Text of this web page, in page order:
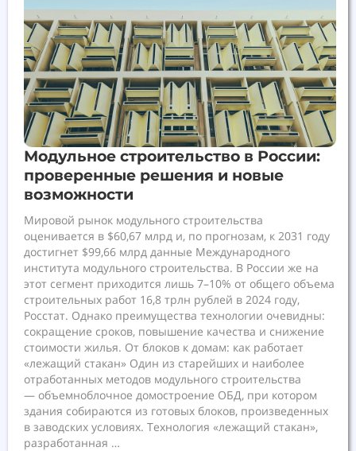
Модульное строительство в России:
проверенные решения и новые
возможности
Мировой рынок модульного строительства
оценивается в $60,67 млрд и, по прогнозам, к 2031 году
достигнет $99,66 млрд данные Международного
института модульного строительства. В России же на
этот сегмент приходится лишь 7–10% от общего объема
строительных работ 16,8 трлн рублей в 2024 году,
Росстат. Однако преимущества технологии очевидны:
сокращение сроков, повышение качества и снижение
стоимости жилья. От блоков к домам: как работает
«лежащий стакан» Один из старейших и наиболее
отработанных методов модульного строительства
— объемноблочное домостроение ОБД, при котором
здания собираются из готовых блоков, произведенных
в заводских условиях. Технология «лежащий стакан»,
разработанная …